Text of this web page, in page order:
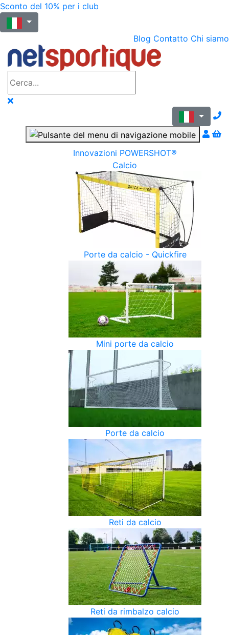
Sconto del 10% per i club
Blog Contatto Chi siamo
Innovazioni POWERSHOT®
Calcio
Porte da calcio - Quickfire
Mini porte da calcio
Porte da calcio
Reti da calcio
Reti da rimbalzo calcio